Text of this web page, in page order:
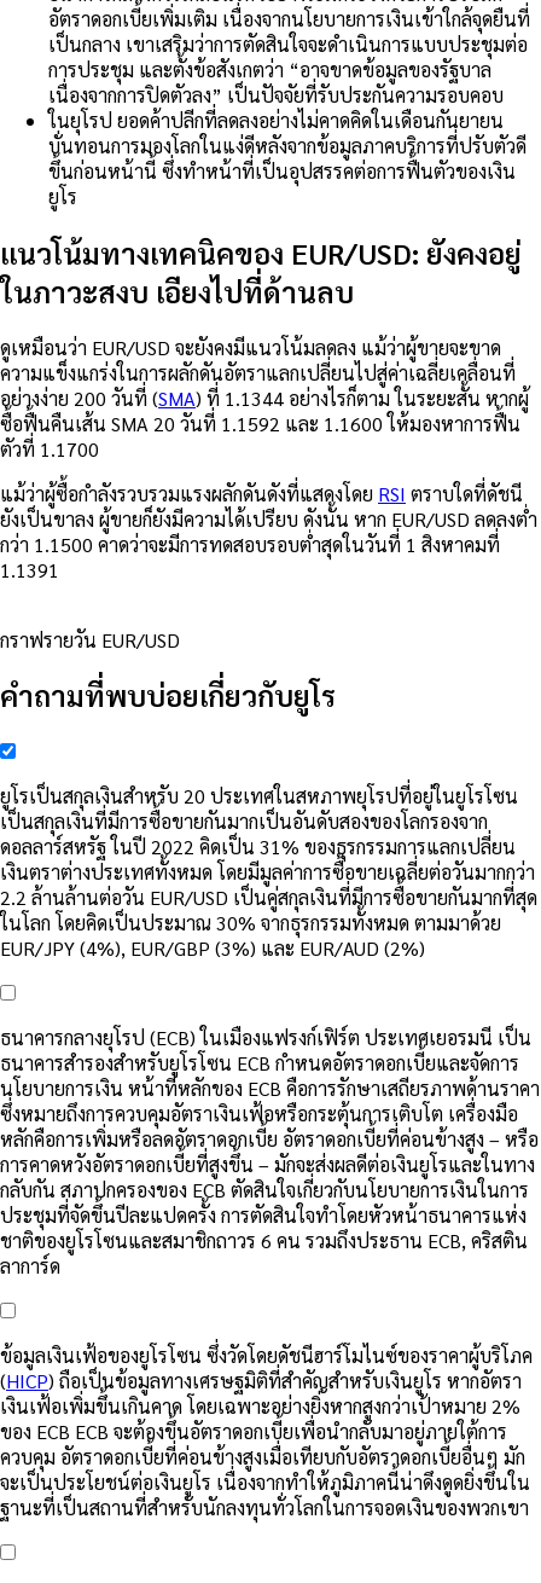
อัตราดอกเบี้ยเพิ่มเติม เนื่องจากนโยบายการเงินเข้าใกล้จุดยืนที่
เป็นกลาง เขาเสริมว่าการตัดสินใจจะดำเนินการแบบประชุมต่อ
การประชุม และตั้งข้อสังเกตว่า “อาจขาดข้อมูลของรัฐบาล
เนื่องจากการปิดตัวลง” เป็นปัจจัยที่รับประกันความรอบคอบ
ในยุโรป ยอดค้าปลีกที่ลดลงอย่างไม่คาดคิดในเดือนกันยายน
บั่นทอนการมองโลกในแง่ดีหลังจากข้อมูลภาคบริการที่ปรับตัวดี
ขึ้นก่อนหน้านี้ ซึ่งทำหน้าที่เป็นอุปสรรคต่อการฟื้นตัวของเงิน
ยูโร
แนวโน้มทางเทคนิคของ EUR/USD: ยังคงอยู่
ในภาวะสงบ เอียงไปที่ด้านลบ
ดูเหมือนว่า EUR/USD จะยังคงมีแนวโน้มลดลง แม้ว่าผู้ขายจะขาด
ความแข็งแกร่งในการผลักดันอัตราแลกเปลี่ยนไปสู่ค่าเฉลี่ยเคลื่อนที่
อย่างง่าย 200 วันที่ (SMA) ที่ 1.1344 อย่างไรก็ตาม ในระยะสั้น หากผู้
ซื้อฟื้นคืนเส้น SMA 20 วันที่ 1.1592 และ 1.1600 ให้มองหาการฟื้น
ตัวที่ 1.1700
แม้ว่าผู้ซื้อกำลังรวบรวมแรงผลักดันดังที่แสดงโดย RSI ตราบใดที่ดัชนี
ยังเป็นขาลง ผู้ขายก็ยังมีความได้เปรียบ ดังนั้น หาก EUR/USD ลดลงต่ำ
กว่า 1.1500 คาดว่าจะมีการทดสอบรอบต่ำสุดในวันที่ 1 สิงหาคมที่
1.1391
กราฟรายวัน EUR/USD
คำถามที่พบบ่อยเกี่ยวกับยูโร
ยูโรเป็นสกุลเงินสำหรับ 20 ประเทศในสหภาพยุโรปที่อยู่ในยูโรโซน
เป็นสกุลเงินที่มีการซื้อขายกันมากเป็นอันดับสองของโลกรองจาก
ดอลลาร์สหรัฐ ในปี 2022 คิดเป็น 31% ของธุรกรรมการแลกเปลี่ยน
เงินตราต่างประเทศทั้งหมด โดยมีมูลค่าการซื้อขายเฉลี่ยต่อวันมากกว่า
2.2 ล้านล้านต่อวัน EUR/USD เป็นคู่สกุลเงินที่มีการซื้อขายกันมากที่สุด
ในโลก โดยคิดเป็นประมาณ 30% จากธุรกรรมทั้งหมด ตามมาด้วย
EUR/JPY (4%), EUR/GBP (3%) และ EUR/AUD (2%)
ธนาคารกลางยุโรป (ECB) ในเมืองแฟรงก์เฟิร์ต ประเทศเยอรมนี เป็น
ธนาคารสำรองสำหรับยูโรโซน ECB กำหนดอัตราดอกเบี้ยและจัดการ
นโยบายการเงิน หน้าที่หลักของ ECB คือการรักษาเสถียรภาพด้านราคา
ซึ่งหมายถึงการควบคุมอัตราเงินเฟ้อหรือกระตุ้นการเติบโต เครื่องมือ
หลักคือการเพิ่มหรือลดอัตราดอกเบี้ย อัตราดอกเบี้ยที่ค่อนข้างสูง – หรือ
การคาดหวังอัตราดอกเบี้ยที่สูงขึ้น – มักจะส่งผลดีต่อเงินยูโรและในทาง
กลับกัน สภาปกครองของ ECB ตัดสินใจเกี่ยวกับนโยบายการเงินในการ
ประชุมที่จัดขึ้นปีละแปดครั้ง การตัดสินใจทำโดยหัวหน้าธนาคารแห่ง
ชาติของยูโรโซนและสมาชิกถาวร 6 คน รวมถึงประธาน ECB, คริสติน
ลาการ์ด
ข้อมูลเงินเฟ้อของยูโรโซน ซึ่งวัดโดยดัชนีฮาร์โมไนซ์ของราคาผู้บริโภค
(HICP) ถือเป็นข้อมูลทางเศรษฐมิติที่สำคัญสำหรับเงินยูโร หากอัตรา
เงินเฟ้อเพิ่มขึ้นเกินคาด โดยเฉพาะอย่างยิ่งหากสูงกว่าเป้าหมาย 2%
ของ ECB ECB จะต้องขึ้นอัตราดอกเบี้ยเพื่อนำกลับมาอยู่ภายใต้การ
ควบคุม อัตราดอกเบี้ยที่ค่อนข้างสูงเมื่อเทียบกับอัตราดอกเบี้ยอื่นๆ มัก
จะเป็นประโยชน์ต่อเงินยูโร เนื่องจากทำให้ภูมิภาคนี้น่าดึงดูดยิ่งขึ้นใน
ฐานะที่เป็นสถานที่สำหรับนักลงทุนทั่วโลกในการจอดเงินของพวกเขา